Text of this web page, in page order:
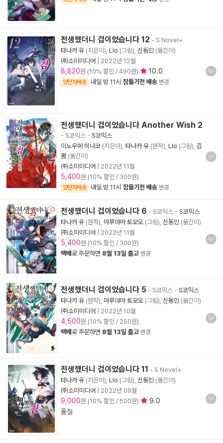
전생했더니 검이었습니다 12 - S Novel+
타나카 유 (지은이), Llo (그림), 신동민 (옮긴이)
㈜소미미디어
2022년 12월
8,820원 (10% 할인 / 490원) 10.0
양탄자배송 내일 밤 11시 잠들기전 배송 변경
전생했더니 검이었습니다 Another Wish 2
- S코믹스 - S코믹스
이노우에 히나코 (지은이), 타나카 유 (원작), Llo (그림), 김
봄 (옮긴이)
㈜소미미디어
2022년 11월
5,400원 (10% 할인 / 300원)
양탄자배송 내일 밤 11시 잠들기전 배송 변경
전생했더니 검이었습니다 6 - S코믹스 - S코믹스
타나카 유 (원작), 마루야마 토모오 (그림), 신동민 (옮긴이)
㈜소미미디어
2022년 11월
5,400원 (10% 할인 / 300원)
택배로 주문하면 8월 13일 출고 변경
전생했더니 검이었습니다 5 - S코믹스 - S코믹스
타나카 유 (원작), 마루야마 토모오 (그림), 신동민 (옮긴이)
㈜소미미디어
2022년 10월
4,500원 (10% 할인 / 250원)
택배로 주문하면 8월 13일 출고 변경
전생했더니 검이었습니다 11 - S Novel+
타나카 유 (지은이), Llo (그림), 신동민 (옮긴이)
㈜소미미디어
2022년 09월
9,000원 (10% 할인 / 500원)
9.0
품절